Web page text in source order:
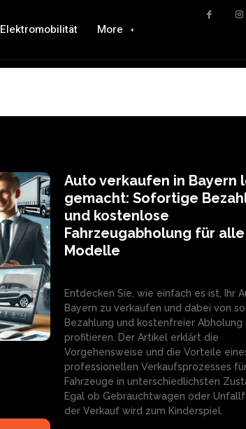
Elektromobilität More
Auto verkaufen in Bayern
gemacht: Sofortige
und kostenlose
Fahrzeugabholung für alle
Modelle
Entdecken Sie, wie einfach es ist, Ihr
Bayern zu verkaufen und dabei von
Bezahlung und kostenfreier Abholung
profitieren. Der Artikel erklärt die
Vorgehensweise und die Vorteile
professionellen Verkaufsprozesses
Fahrzeuge in unterschiedlichsten
Egal ob Gebrauchtwagen oder
der Verkauf wird zum Kinderspiel.